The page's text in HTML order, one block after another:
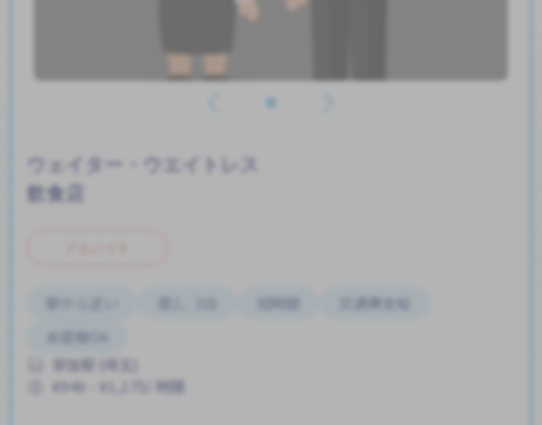
ウェイター・ウエイトレス
飲食店
駅から近い 週2，3日 短時間
交通費支給
未経験OK
草加駅 (埼玉)
¥940 - ¥1,175/ 時間